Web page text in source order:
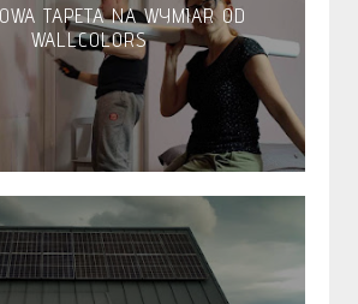
TAPETA NA WYMIAR OD
WALLCOLORS